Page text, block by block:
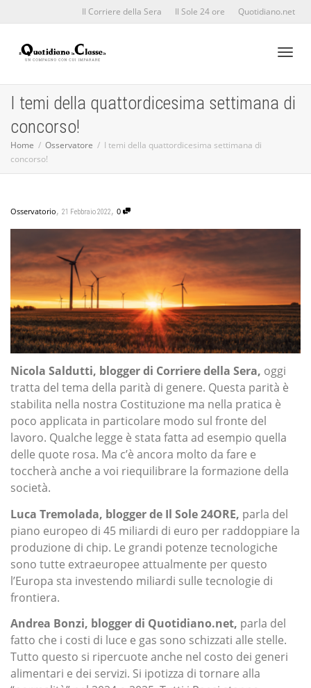
Il Corriere della Sera Il Sole 24 ore Quotidiano.net
I temi della quattordicesima settimana di
concorso!
Home Osservatore
I temi della quattordicesima settimana di
concorso!
Osservatorio, 21 Febbraio 2022, 0
Nicola Saldutti, blogger di Corriere della Sera, oggi
tratta del tema della parità di genere. Questa parità è
stabilita nella nostra Costituzione ma nella pratica è
poco applicata in particolare modo sul fronte del
lavoro. Qualche legge è stata fatta ad esempio quella
delle quote rosa. Ma c’è ancora molto da fare e
toccherà anche a voi riequilibrare la formazione della
società.
Luca Tremolada, blogger de Il Sole 24ORE, parla del
piano europeo di 45 miliardi di euro per raddoppiare la
produzione di chip. Le grandi potenze tecnologiche
sono tutte extraeuropee attualmente per questo
l’Europa sta investendo miliardi sulle tecnologie di
frontiera.
Andrea Bonzi, blogger di Quotidiano.net, parla del
fatto che i costi di luce e gas sono schizzati alle stelle.
Tutto questo si ripercuote anche nel costo dei generi
alimentari e dei servizi. Si ipotizza di tornare alla